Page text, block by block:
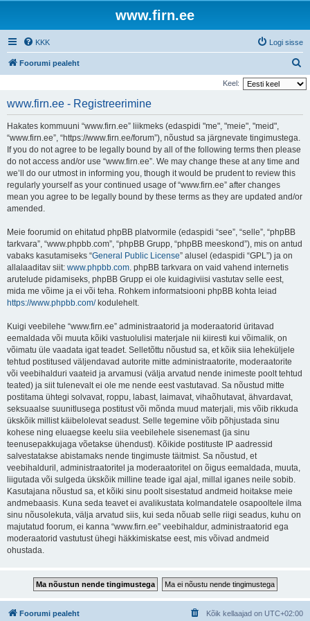
www.firn.ee
KKK Logi sisse
Foorumi pealeht
t
Keel:
www.firn.ee - Registreerimine
Hakates kommuuni “www.firn.ee” liikmeks (edaspidi "me", "meie", "meid",
“www.firn.ee”, “https://www.firn.ee/forum”), nõustud sa järgnevate tingimustega.
If you do not agree to be legally bound by all of the following terms then please
do not access and/or use “www.firn.ee”. We may change these at any time and
we’ll do our utmost in informing you, though it would be prudent to review this
regularly yourself as your continued usage of “www.firn.ee” after changes
mean you agree to be legally bound by these terms as they are updated and/or
amended.
Meie foorumid on ehitatud phpBB platvormile (edaspidi “see”, “selle”, “phpBB
tarkvara”, “www.phpbb.com”, “phpBB Grupp, “phpBB meeskond”), mis on antud
vabaks kasutamiseks “General Public License” alusel (edaspidi “GPL”) ja on
allalaaditav siit: www.phpbb.com. phpBB tarkvara on vaid vahend internetis
arutelude pidamiseks, phpBB Grupp ei ole kuidagiviisi vastutav selle eest,
mida me võime ja ei või teha. Rohkem informatsiooni phpBB kohta leiad
https://www.phpbb.com/kodulehelt.
Kuigi veebilehe “www.firn.ee” administraatorid ja moderaatorid üritavad
eemaldada või muuta kõiki vastuolulisi materjale nii kiiresti kui võimalik, on
võimatu üle vaadata igat teadet. Selletõttu nõustud sa, et kõik siia leheküljele
tehtud postitused väljendavad autorite mitte administraatorite, moderaatorite
või veebihalduri vaateid ja arvamusi (välja arvatud nende inimeste poolt tehtud
teated) ja siit tulenevalt ei ole me nende eest vastutavad. Sa nõustud mitte
postitama ühtegi solvavat, roppu, labast, laimavat, vihaõhutavat, ähvardavat,
seksuaalse suunitlusega postitust või mõnda muud materjali, mis võib rikkuda
ükskõik millist käibelolevat seadust. Selle tegemine võib põhjustada sinu
kohese ning eluaegse keelu siia veebilehele sisenemast (ja sinu
teenusepakkujaga võetakse ühendust). Kõikide postituste IP aadressid
salvestatakse abistamaks nende tingimuste täitmist. Sa nõustud, et
veebihalduril, administraatoritel ja moderaatoritel on õigus eemaldada, muuta,
liigutada või sulgeda ükskõik milline teade igal ajal, millal iganes neile sobib.
Kasutajana nõustud sa, et kõiki sinu poolt sisestatud andmeid hoitakse meie
andmebaasis. Kuna seda teavet ei avalikustata kolmandatele osapooltele ilma
sinu nõusolekuta, välja arvatud siis, kui seda nõuab selle riigi seadus, kuhu on
majutatud foorum, ei kanna “www.firn.ee” veebihaldur, administraatorid ega
moderaatorid vastutust ühegi häkkimiskatse eest, mis võivad andmeid
ohustada.
Foorumi pealeht Kõik kellaajad on UTC+02:00